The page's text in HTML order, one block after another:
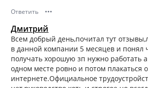
Ответить •••
Дмитрий
Всем добрый день,почитал тут
в данной компании 5 месяцев и понял
получать хорошую зп нужно работать
одном месте ровно и потом плакаться
интернете.Официальное